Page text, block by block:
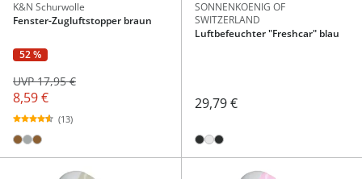
K&N Schurwolle
Fenster-Zugluftstopper braun
52 %
8,59 €
UVP 17,95 €
(13)
SONNENKOENIG OF
SWITZERLAND
Luftbefeuchter "Freshcar" blau
29,79 €